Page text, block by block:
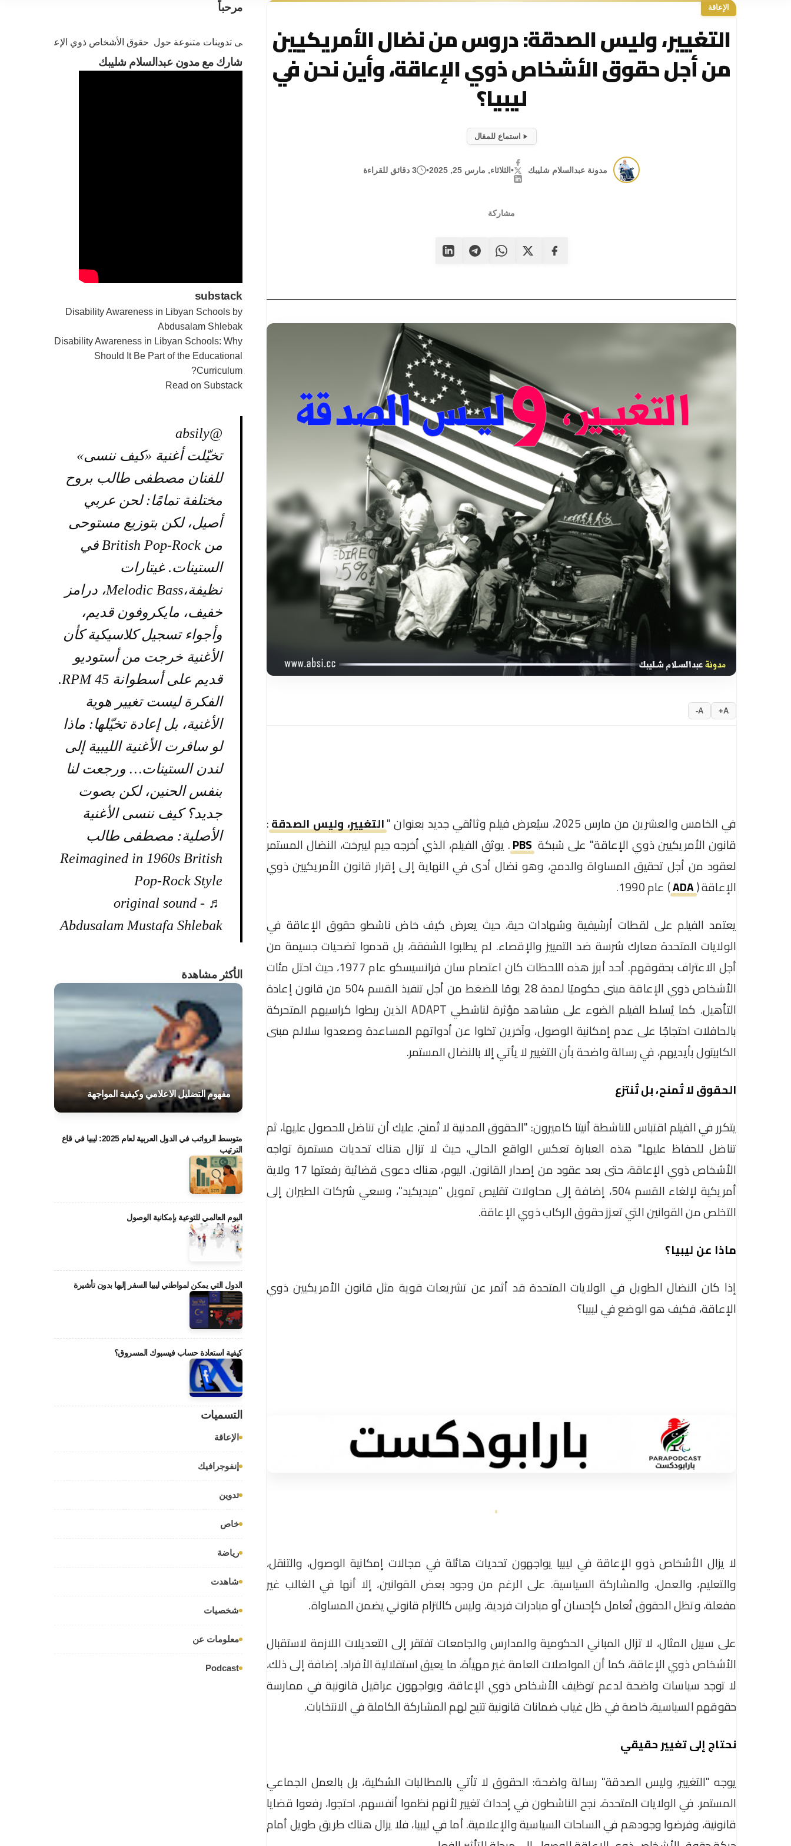
الإعاقة
التغيير، وليس الصدقة: دروس من نضال الأمريكيين
من أجل حقوق الأشخاص ذوي الإعاقة، وأين نحن في
ليبيا؟
استماع للمقال
مدونة عبدالسلام شليبك •الثلاثاء, مارس 25, 2025 • 3 دقائق للقراءة
مشاركة
A+
A-
في الخامس والعشرين من مارس 2025، سيُعرض فيلم وثائقي جديد بعنوان " التغيير، وليس الصدقة:
قانون الأمريكيين ذوي الإعاقة" على شبكة PBS. يوثق الفيلم، الذي أخرجه جيم ليبرخت، النضال المستمر
لعقود من أجل تحقيق المساواة والدمج، وهو نضال أدى في النهاية إلى إقرار قانون الأمريكيين ذوي
الإعاقة (ADA) عام 1990.
يعتمد الفيلم على لقطات أرشيفية وشهادات حية، حيث يعرض كيف خاض ناشطو حقوق الإعاقة في
الولايات المتحدة معارك شرسة ضد التمييز والإقصاء. لم يطلبوا الشفقة، بل قدموا تضحيات جسيمة من
أجل الاعتراف بحقوقهم. أحد أبرز هذه اللحظات كان اعتصام سان فرانسيسكو عام 1977، حيث احتل مئات
الأشخاص ذوي الإعاقة مبنى حكوميًا لمدة 28 يومًا للضغط من أجل تنفيذ القسم 504 من قانون إعادة
التأهيل. كما يُسلط الفيلم الضوء على مشاهد مؤثرة لناشطي ADAPT الذين ربطوا كراسيهم المتحركة
بالحافلات احتجاجًا على عدم إمكانية الوصول، وآخرين تخلوا عن أدواتهم المساعدة وصعدوا سلالم مبنى
الكابيتول بأيديهم، في رسالة واضحة بأن التغيير لا يأتي إلا بالنضال المستمر.
الحقوق لا تُمنح، بل تُنتزع
يتكرر في الفيلم اقتباس للناشطة أنيتا كاميرون: "الحقوق المدنية لا تُمنح، عليك أن تناضل للحصول عليها، ثم
تناضل للحفاظ عليها." هذه العبارة تعكس الواقع الحالي، حيث لا تزال هناك تحديات مستمرة تواجه
الأشخاص ذوي الإعاقة، حتى بعد عقود من إصدار القانون. اليوم، هناك دعوى قضائية رفعتها 17 ولاية
أمريكية لإلغاء القسم 504، إضافة إلى محاولات تقليص تمويل "ميديكيد"، وسعي شركات الطيران إلى
التخلص من القوانين التي تعزز حقوق الركاب ذوي الإعاقة.
ماذا عن ليبيا؟
إذا كان النضال الطويل في الولايات المتحدة قد أثمر عن تشريعات قوية مثل قانون الأمريكيين ذوي
الإعاقة، فكيف هو الوضع في ليبيا؟
لا يزال الأشخاص ذوو الإعاقة في ليبيا يواجهون تحديات هائلة في مجالات إمكانية الوصول، والتنقل،
والتعليم، والعمل، والمشاركة السياسية. على الرغم من وجود بعض القوانين، إلا أنها في الغالب غير
مفعلة، وتظل الحقوق تُعامل كإحسان أو مبادرات فردية، وليس كالتزام قانوني يضمن المساواة.
على سبيل المثال، لا تزال المباني الحكومية والمدارس والجامعات تفتقر إلى التعديلات اللازمة لاستقبال
الأشخاص ذوي الإعاقة، كما أن المواصلات العامة غير مهيأة، ما يعيق استقلالية الأفراد. إضافة إلى ذلك،
لا توجد سياسات واضحة لدعم توظيف الأشخاص ذوي الإعاقة، ويواجهون عراقيل قانونية في ممارسة
حقوقهم السياسية، خاصة في ظل غياب ضمانات قانونية تتيح لهم المشاركة الكاملة في الانتخابات.
نحتاج إلى تغيير حقيقي
يوجه "التغيير، وليس الصدقة" رسالة واضحة: الحقوق لا تأتي بالمطالبات الشكلية، بل بالعمل الجماعي
المستمر. في الولايات المتحدة، نجح الناشطون في إحداث تغيير لأنهم نظموا أنفسهم، احتجوا، رفعوا قضايا
قانونية، وفرضوا وجودهم في الساحات السياسية والإعلامية. أما في ليبيا، فلا يزال هناك طريق طويل أمام
مرحباً
شارك مع مدون عبدالسلام شليبك
substack
Disability Awareness in Libyan Schools by
Abdusalam Shlebak
Disability Awareness in Libyan Schools: Why
Should It Be Part of the Educational
Curriculum?
Read on Substack
@absily
تخيّلت أغنية «كيف ننسى»
للفنان مصطفى طالب بروح
مختلفة تمامًا: لحن عربي
أصيل، لكن بتوزيع مستوحى
من British Pop-Rock في
الستينات. غيتارات
نظيفة،Melodic Bass، درامز
خفيف، مايكروفون قديم،
وأجواء تسجيل كلاسيكية كأن
الأغنية خرجت من أستوديو
قديم على أسطوانة 45 RPM.
الفكرة ليست تغيير هوية
الأغنية، بل إعادة تخيّلها: ماذا
لو سافرت الأغنية الليبية إلى
لندن الستينات… ورجعت لنا
بنفس الحنين، لكن بصوت
جديد؟ كيف ننسى الأغنية
الأصلية: مصطفى طالب
Reimagined in 1960s British
Pop-Rock Style
♬ original sound -
Abdusalam Mustafa Shlebak
الأكثر مشاهدة
مفهوم التضليل الاعلامي وكيفية المواجهة
متوسط الرواتب في الدول العربية لعام 2025: ليبيا في قاع
الترتيب
اليوم العالمي للتوعية بإمكانية الوصول
الدول التي يمكن لمواطني ليبيا السفر إليها بدون تأشيرة
كيفية استعادة حساب فيسبوك المسروق؟
التسميات
الإعاقة
إنفوجرافيك
تدوين
خاص
رياضة
شاهدت
شخصيات
معلومات عن
Podcast